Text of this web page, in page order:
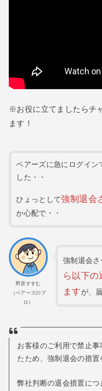
※お役に立てましたらチ
ます！
ペアーズに急にログイン
した・・
ひょっとして強制退会
か心配で・・
野原すすむ
（ペアーズのプ
ロ）
強制退会
ら 以下の
ますが、
お客様のご利用で禁止
たため、強制退会の措置
弊社判断の退会措置に